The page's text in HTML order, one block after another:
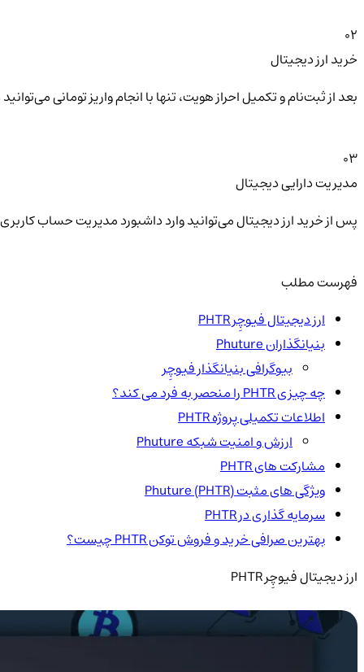
02
خرید ارز دیجیتال
بعد از ثبت‌نام و تکمیل احراز هویت، تنها با انجام واریز تومانی
03
مدیریت دارایی دیجیتال
پس از خرید ارز دیجیتال می‌توانید وارد داشبورد مدیریت حساب
فهرست مطلب
ارز دیجیتال فیوچِر PHTR
بنیانگذاران Phuture
بیوگرافی بنیانگذار فیوچِر
چه چیزی PHTR را منحصر به فرد می کند؟
اطلاعات تکمیلی پروژه PHTR
ارزش و امنیت شبکه Phuture
مشارکت های PHTR
ویژگی های مثبت Phuture (PHTR)
سرمایه گذاری در PHTR
بهترین صرافی خرید و فروش توکن PHTR چیست؟
ارز دیجیتال فیوچِر PHTR